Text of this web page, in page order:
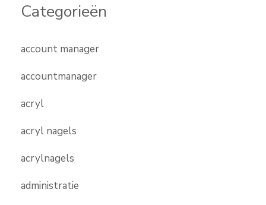
Categorieën
account manager
accountmanager
acryl
acryl nagels
acrylnagels
administratie